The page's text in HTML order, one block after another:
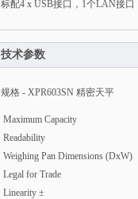
标配4 x USB接口，1个LAN接
技术参数
规格 - XPR603SN 精密天平
Maximum Capacity
Readability
Weighing Pan Dimensions (DxW)
Legal for Trade
Linearity ±